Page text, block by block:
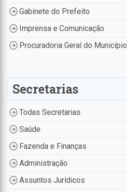
Gabinete do Prefeito
Imprensa e Comunicação
Procuradoria Geral do Município
Secretarias
Todas Secretarias
Saúde
Fazenda e Finanças
Administração
Assuntos Jurídicos